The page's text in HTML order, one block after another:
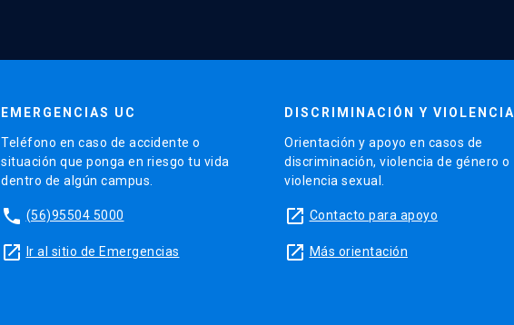
EMERGENCIAS UC
Teléfono en caso de accidente o
situación que ponga en riesgo tu vida
dentro de algún campus.
phone (56)95504 5000
launch Ir al sitio de Emergencias
DISCRIMINACIÓN Y VIOLENCIA
Orientación y apoyo en casos de
discriminación, violencia de género o
violencia sexual.
launch Contacto para apoyo
launch Más orientación